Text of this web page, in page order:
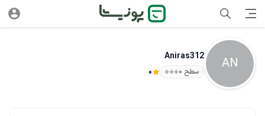
AN
Aniras312
سطح ۰ 0